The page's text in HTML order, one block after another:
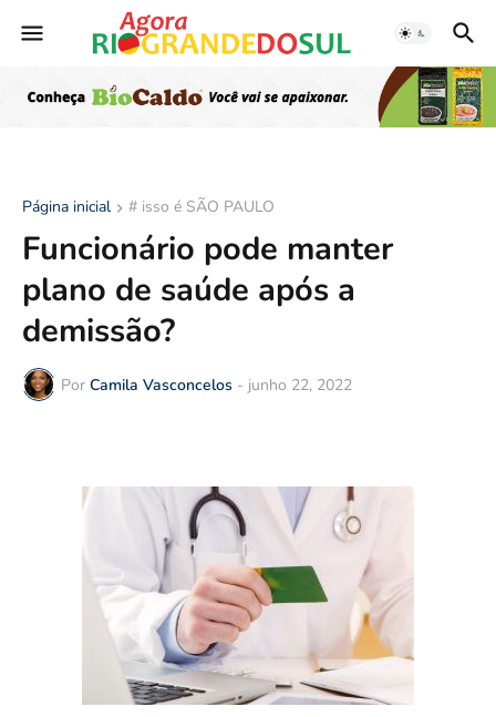
Página inicial # isso é SÃO PAULO
Funcionário pode manter
plano de saúde após a
demissão?
Por Camila Vasconcelos - junho 22, 2022